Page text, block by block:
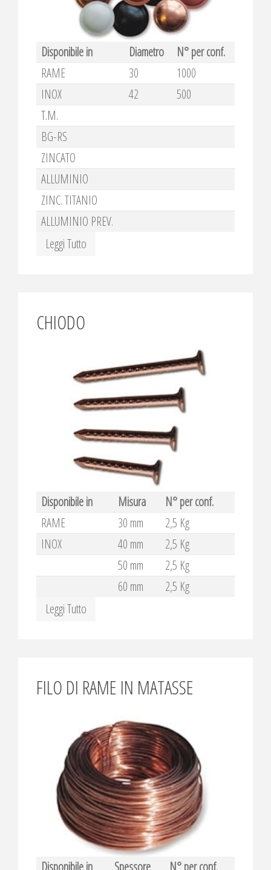
Disponibile in Diametro
N° per conf.
RAME
30
1000
INOX
42
500
T.M.
BG-RS
ZINCATO
ALLUMINIO
ZINC. TITANIO
ALLUMINIO PREV.
Leggi Tutto
CHIODO
Disponibile in Misura
N° per conf.
RAME
30 mm
2,5 Kg
INOX
40 mm
2,5 Kg
50 mm
2,5 Kg
60 mm
2,5 Kg
Leggi Tutto
FILO DI RAME IN MATASSE
Disponibile in Spessore N° per conf.